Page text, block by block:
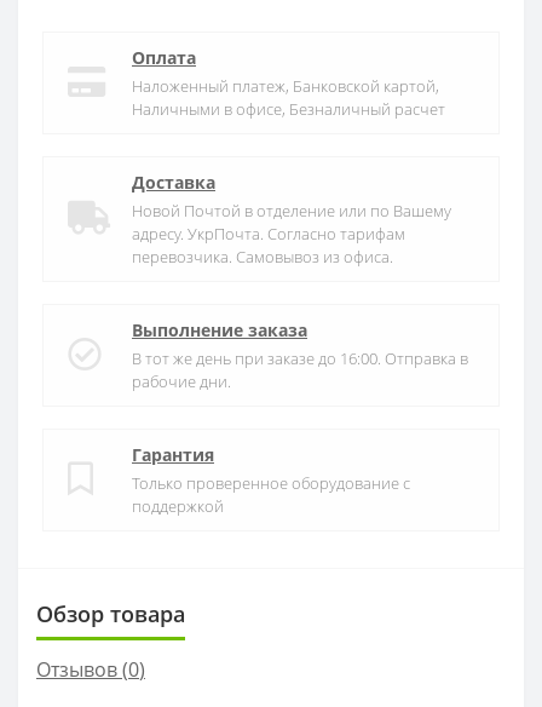
Оплата
Наложенный платеж, Банковской картой,
Наличными в офисе, Безналичный расчет
Доставка
Новой Почтой в отделение или по Вашему
адресу. УкрПочта. Согласно тарифам
перевозчика. Самовывоз из офиса.
Выполнение заказа
В тот же день при заказе до 16:00. Отправка в
рабочие дни.
Гарантия
Только проверенное оборудование с
поддержкой
Обзор товара
Отзывов (0)